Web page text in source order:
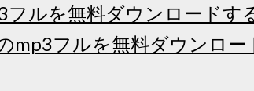
フルを無料ダウンロードす
mp3フルを無料ダウンロー